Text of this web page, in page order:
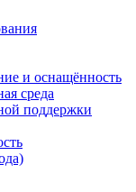
и оснащённость
среда
поддержки